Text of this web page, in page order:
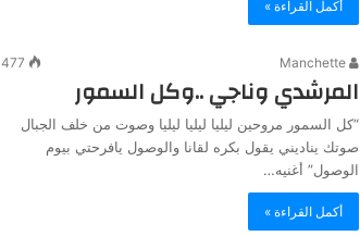
أكمل القراءة »
477
المرشدي وناجي ..وكل السمور
“كل السمور مروحين ليليا ليليا ليليا وصوت من خلف الجبال
صوتك يناديني يقول بكره لقانا والوصول يافرحتي بيوم
الوصول” أغنيه…
أكمل القراءة »